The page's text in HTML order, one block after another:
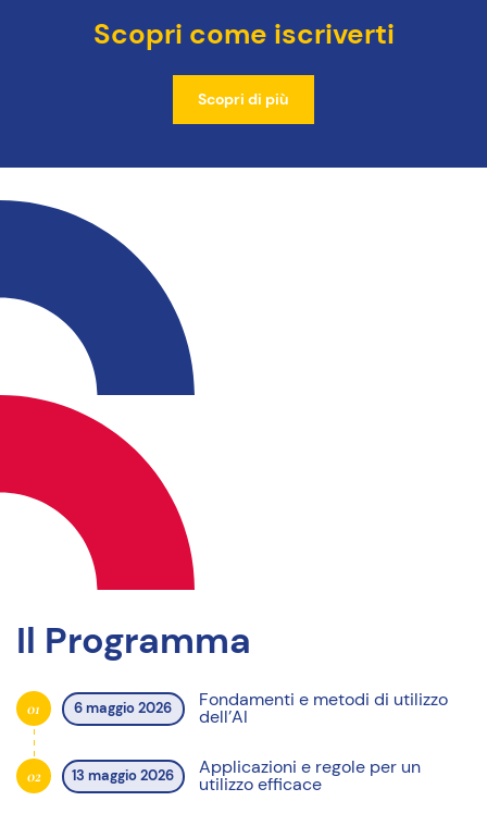
Scopri come iscriverti
Scopri di più
Il Programma
01 6 maggio 2026 Fondamenti e metodi di utilizzo
dell’AI
02 13 maggio 2026 Applicazioni e regole per un
utilizzo efficace